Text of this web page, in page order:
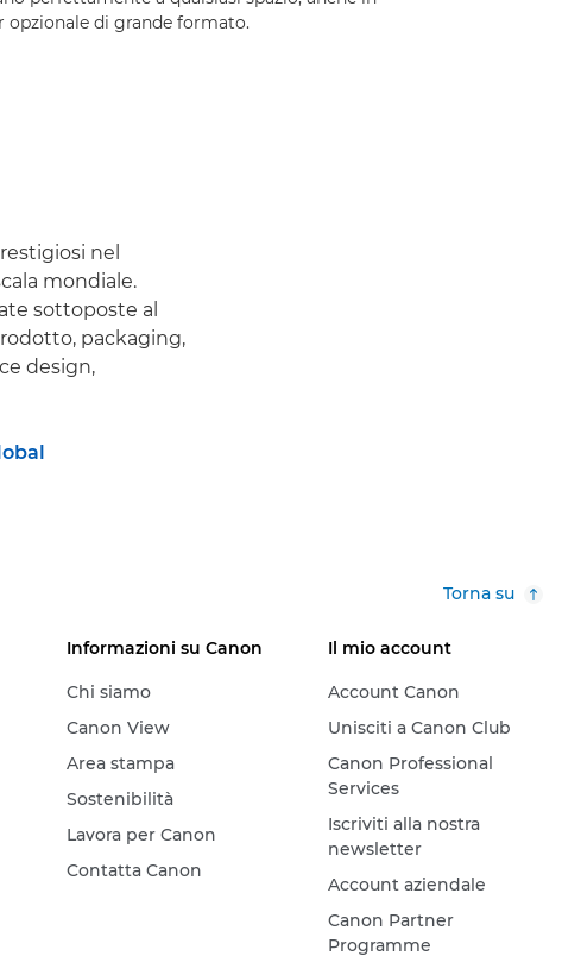
opzionale di grande formato.
nel
mondiale.
sottoposte al
packaging,
design,
Torna su
Informazioni su Canon
Chi siamo
Canon View
Area stampa
Sostenibilità
Lavora per Canon
Contatta Canon
Il mio account
Account Canon
Unisciti a Canon Club
Canon Professional
Services
Iscriviti alla nostra
newsletter
Account aziendale
Canon Partner
Programme